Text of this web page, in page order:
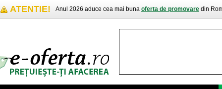
ATENTIE! Anul 2026 aduce cea mai buna oferta de promovare din